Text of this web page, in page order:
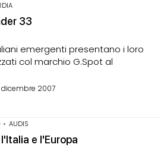
33
emergenti presentano i loro
col marchio G.Spot al
2007
• AUDIS
e l'Europa